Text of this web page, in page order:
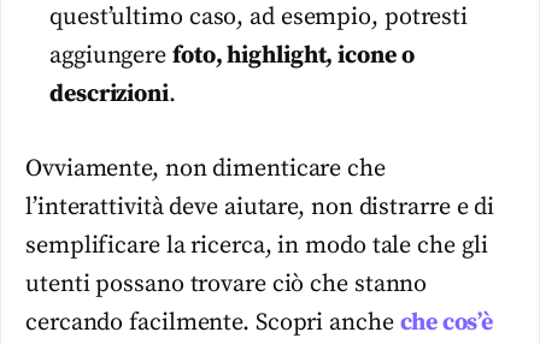
quest’ultimo caso, ad esempio, potresti
aggiungere foto, highlight, icone o
descrizioni.
Ovviamente, non dimenticare che
l’interattività deve aiutare, non distrarre e di
semplificare la ricerca, in modo tale che gli
utenti possano trovare ciò che stanno
cercando facilmente. Scopri anche che cos’è